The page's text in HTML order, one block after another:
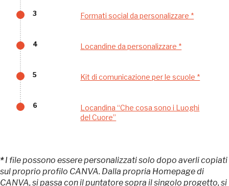
3 Formati social da personalizzare *
4 Locandine da personalizzare *
5 Kit di comunicazione per le scuole *
6
Locandina “Che cosa sono i Luoghi
del Cuore”
*I file possono essere personalizzati solo dopo averli copiati
sul proprio profilo CANVA. Dalla propria Homepage di
CANVA, si passa con il puntatore sopra il singolo progetto, si
sarebbe possibile